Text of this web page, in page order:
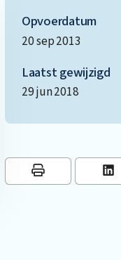
Opvoerdatum
20 sep 2013
Laatst gewijzigd
29 jun 2018